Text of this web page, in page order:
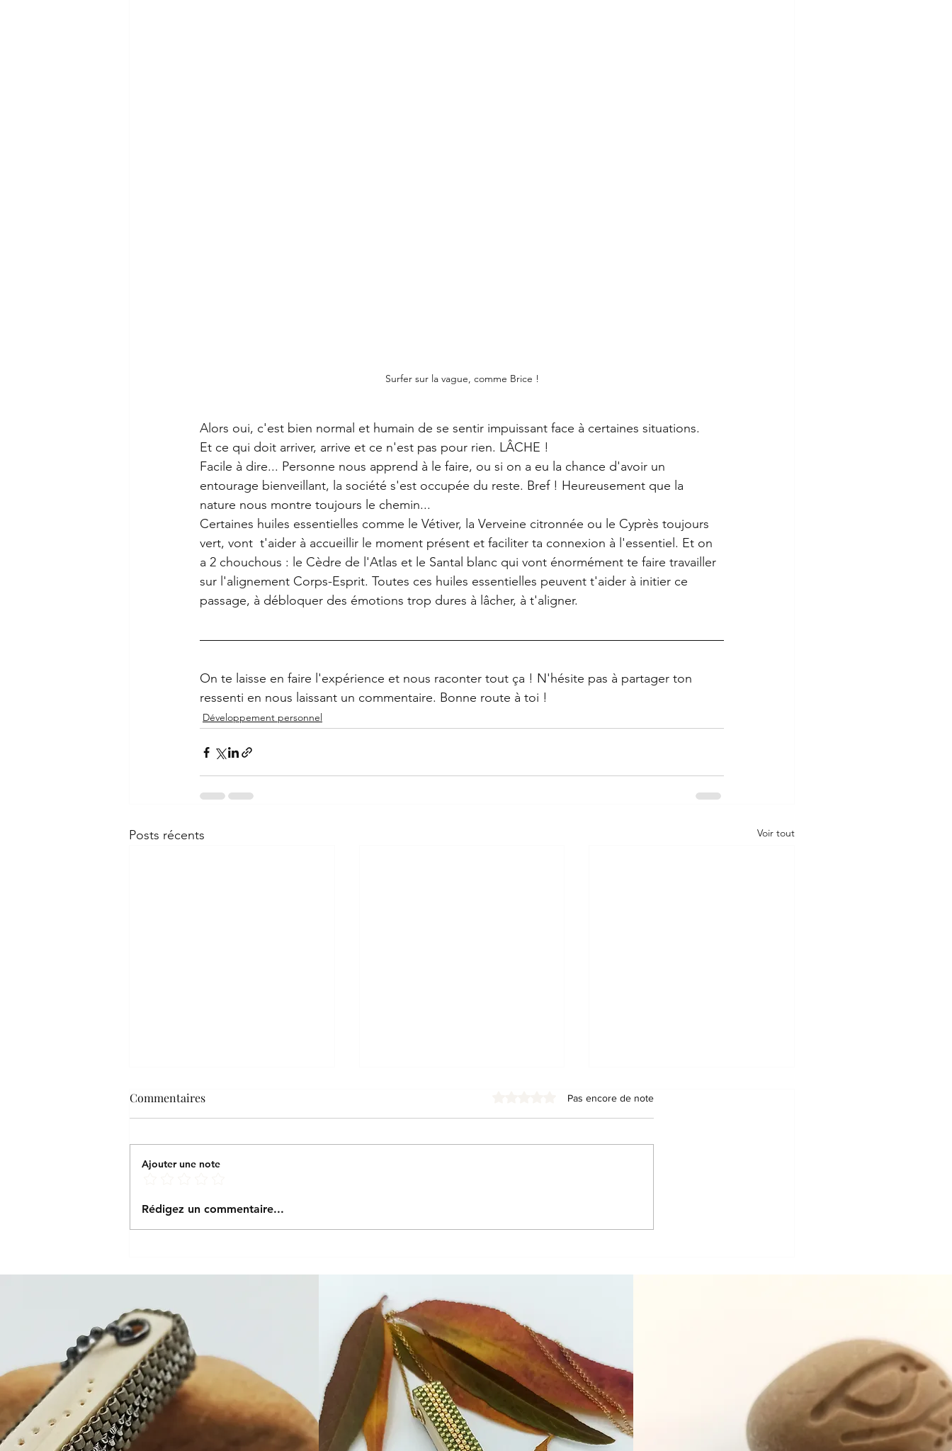
Surfer sur la vague, comme Brice !
Alors oui, c'est bien normal et humain de se sentir impuissant face à certaines situations.
Et ce qui doit arriver, arrive et ce n'est pas pour rien. LÂCHE !
Facile à dire... Personne nous apprend à le faire, ou si on a eu la chance d'avoir un
entourage bienveillant, la société s'est occupée du reste. Bref ! Heureusement que la
nature nous montre toujours le chemin...
Certaines huiles essentielles comme le Vétiver, la Verveine citronnée ou le Cyprès toujours
vert, vont  t'aider à accueillir le moment présent et faciliter ta connexion à l'essentiel. Et on
a 2 chouchous : le Cèdre de l'Atlas et le Santal blanc qui vont énormément te faire travailler
sur l'alignement Corps-Esprit. Toutes ces huiles essentielles peuvent t'aider à initier ce
passage, à débloquer des émotions trop dures à lâcher, à t'aligner.
On te laisse en faire l'expérience et nous raconter tout ça ! N'hésite pas à partager ton
ressenti en nous laissant un commentaire. Bonne route à toi !
Développement personnel
Posts récents Voir tout
Emotions : j'veux des
Commentaires Noté 0 étoile sur 5.Pas encore de note
Ajouter une note
Rédigez un commentaire...